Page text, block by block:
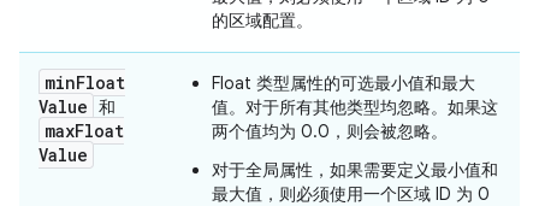
的区域配置。
minFloat
Value 和
maxFloat
Value
Float 类型属性的可选最小值和最大
值。对于所有其他类型均忽略。如果这
两个值均为 0.0，则会被忽略。
对于全局属性，如果需要定义最小值和
最大值，则必须使用一个区域 ID 为 0